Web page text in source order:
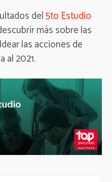
del5to Estudio
más sobre las
las acciones de
al 2021.